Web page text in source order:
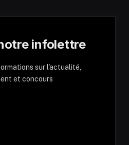
infolettre
sur l'actualité,
et concours